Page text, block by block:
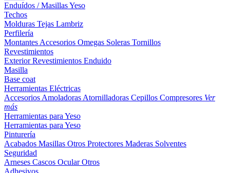
Enduídos / MasillasYeso
Techos
Molduras Tejas Lambriz
Perfilería
Montantes Accesorios Omegas Soleras Tornillos
Revestimientos
ExteriorRevestimientos Enduido
Masilla
Base coat
Herramientas Eléctricas
Accesorios Amoladoras Atornilladoras Cepillos Compresores Ver
más
Herramientas para Yeso
Herramientas para Yeso
Pinturería
Acabados Masillas Otros Protectores Maderas Solventes
Seguridad
Arneses Cascos OcularOtros
Adhesivos